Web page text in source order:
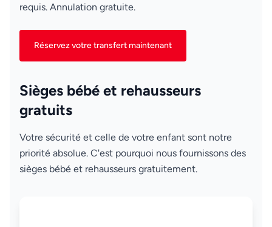
requis. Annulation gratuite.
Réservez votre transfert maintenant
Sièges bébé et rehausseurs
gratuits
Votre sécurité et celle de votre enfant sont notre
priorité absolue. C'est pourquoi nous fournissons des
sièges bébé et rehausseurs gratuitement.